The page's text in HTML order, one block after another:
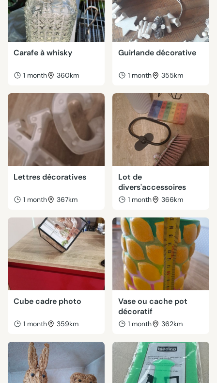
Carafe à whisky
1 month 360km
Guirlande décorative
1 month 355km
Lettres décoratives
1 month 367km
Lot de
divers'accessoires
1 month 366km
Cube cadre photo
1 month 359km
Vase ou cache pot
décoratif
1 month 362km